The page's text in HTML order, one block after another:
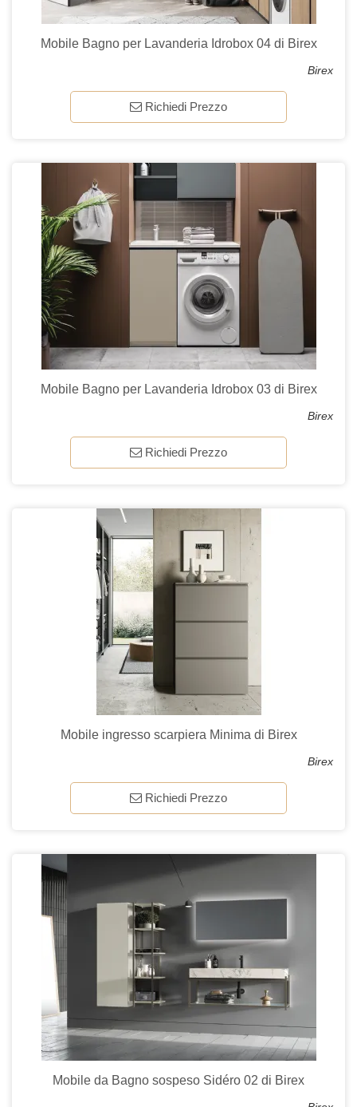
Mobile Bagno per Lavanderia Idrobox 04 di Birex
Birex
Richiedi Prezzo
Mobile Bagno per Lavanderia Idrobox 03 di Birex
Birex
Richiedi Prezzo
Mobile ingresso scarpiera Minima di Birex
Birex
Richiedi Prezzo
Mobile da Bagno sospeso Sidéro 02 di Birex